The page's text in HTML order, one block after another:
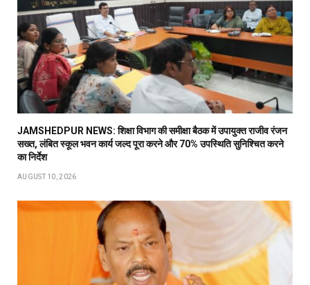
JAMSHEDPUR NEWS: शिक्षा विभाग की समीक्षा बैठक में उपायुक्त राजीव रंजन
सख्त, लंबित स्कूल भवन कार्य जल्द पूरा करने और 70% उपस्थिति सुनिश्चित करने
का निर्देश
AUGUST 10, 2026